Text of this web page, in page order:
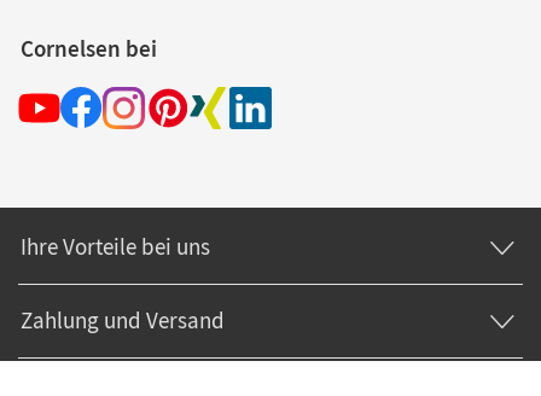
Cornelsen bei
Ihre Vorteile bei uns
Zahlung und Versand